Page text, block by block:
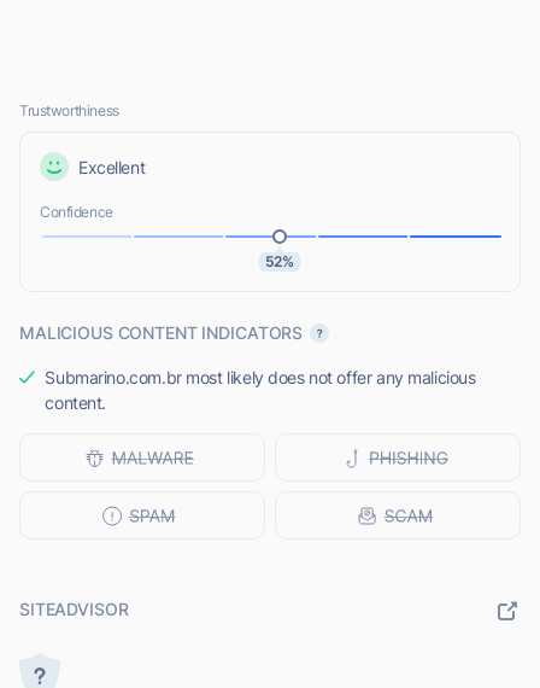
Trustworthiness
Excellent
Confidence
52%
MALICIOUS CONTENT INDICATORS
Submarino.com.br most likely does not offer any malicious
content.
SITEADVISOR